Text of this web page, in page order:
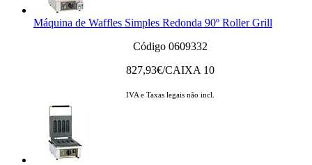
Máquina de Waffles Simples Redonda 90º Roller Grill
Código 0609332
827,93€/CAIXA 10
IVA e Taxas legais não incl.